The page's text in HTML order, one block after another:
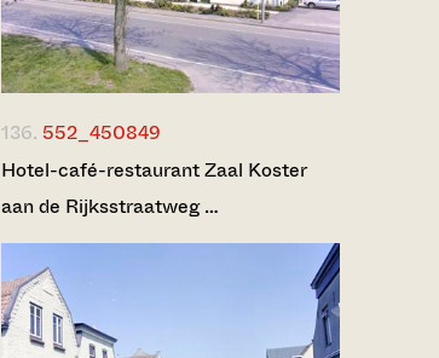
136. 552_450849
Hotel-café-restaurant Zaal Koster
aan de Rijksstraatweg …